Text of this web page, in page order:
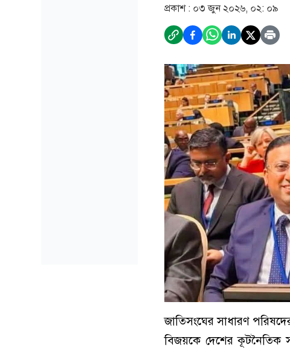
প্রকাশ : ০৩ জুন ২০২৬, ০২: ০৯
জাতিসংঘের সাধারণ
বিজয়কে দেশের কূটনৈতিক